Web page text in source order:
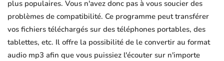
plus populaires. Vous n'avez donc pas à vous soucier des
problèmes de compatibilité. Ce programme peut transférer
vos fichiers téléchargés sur des téléphones portables, des
tablettes, etc. Il offre la possibilité de le convertir au format
audio mp3 afin que vous puissiez l'écouter sur n'importe